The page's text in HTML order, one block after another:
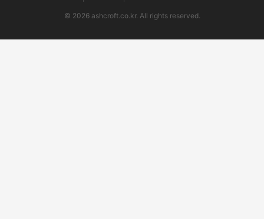
© 2026 ashcroft.co.kr. All rights reserved.